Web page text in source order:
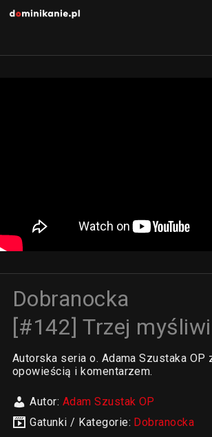
Dobranocka
[#142] Trzej myśliwi
Autorska seria o. Adama Szustaka OP
opowieścią i komentarzem.
Autor: Adam Szustak OP
Gatunki / Kategorie: Dobranocka